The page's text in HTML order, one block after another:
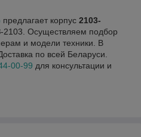
предлагает корпус 2103-
2103. Осуществляем подбор
и модели техники. В
по всей Беларуси.
00-99 для консультации и